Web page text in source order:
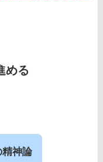
める
精神論